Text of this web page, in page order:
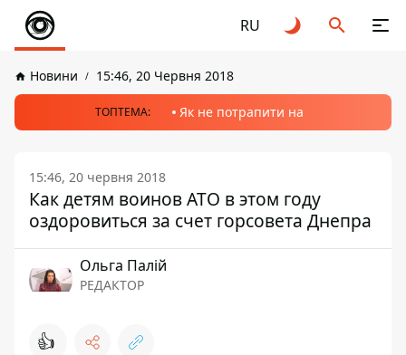
RU
Новини 15:46, 20 Червня 2018
ТОПТЕМА: Як не потрапити на
15:46, 20 червня 2018
Как детям воинов АТО в этом году
оздоровиться за счет горсовета Днепра
Ольга Палій
РЕДАКТОР
👍